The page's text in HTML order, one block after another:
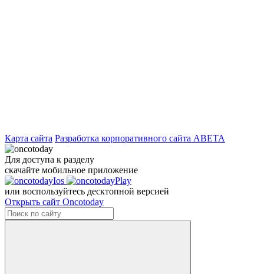
Карта сайта Разработка корпоративного сайта ABETA
Для доступа к разделу
скачайте мобильное приложение
или воспользуйтесь десктопной версией
Открыть сайт Oncotoday